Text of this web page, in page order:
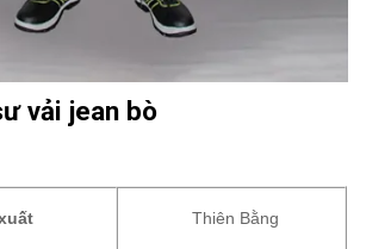
vải jean bò
Thiên Bằng